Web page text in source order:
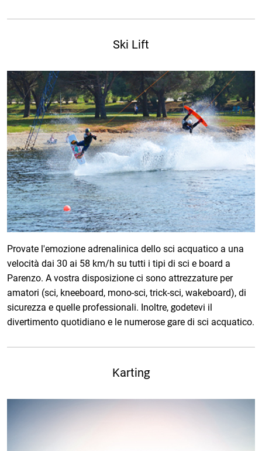
Ski Lift
Provate l'emozione adrenalinica dello sci acquatico a una
velocità dai 30 ai 58 km/h su tutti i tipi di sci e board a
Parenzo. A vostra disposizione ci sono attrezzature per
amatori (sci, kneeboard, mono-sci, trick-sci, wakeboard), di
sicurezza e quelle professionali. Inoltre, godetevi il
divertimento quotidiano e le numerose gare di sci acquatico.
Karting